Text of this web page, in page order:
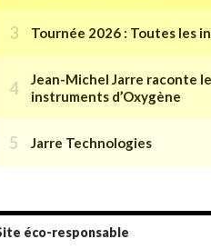
éco-responsable